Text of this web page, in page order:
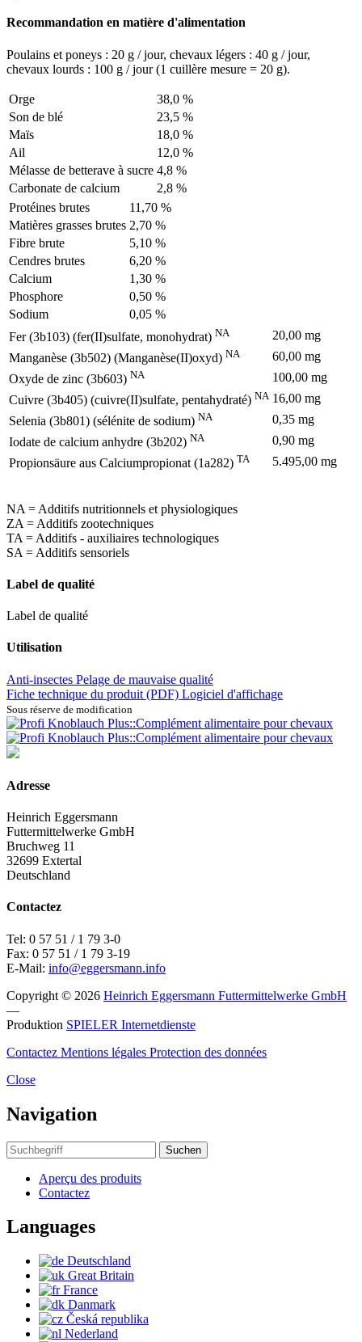
Recommandation en matière d'alimentation
Poulains et poneys : 20 g / jour, chevaux légers : 40 g / jour,
chevaux lourds : 100 g / jour (1 cuillère mesure = 20 g).
Orge
38,0 %
Son de blé
23,5 %
Maïs
18,0 %
Ail
12,0 %
Mélasse de betterave à sucre 4,8 %
Carbonate de calcium
2,8 %
Protéines brutes
11,70 %
Matières grasses brutes 2,70 %
Fibre brute
5,10 %
Cendres brutes
6,20 %
Calcium
1,30 %
Phosphore
0,50 %
Sodium
0,05 %
Fer (3b103) (fer(II)sulfate, monohydrat) NA
20,00 mg
Manganèse (3b502) (Manganèse(II)oxyd) NA
60,00 mg
Oxyde de zinc (3b603) NA
100,00 mg
Cuivre (3b405) (cuivre(II)sulfate, pentahydraté) NA 16,00 mg
Selenia (3b801) (sélénite de sodium) NA
0,35 mg
Iodate de calcium anhydre (3b202) NA
0,90 mg
Propionsäure aus Calciumpropionat (1a282) TA 5.495,00 mg
NA = Additifs nutritionnels et physiologiques
ZA = Additifs zootechniques
TA = Additifs - auxiliaires technologiques
SA = Additifs sensoriels
Label de qualité
Label de qualité
Utilisation
Anti-insectes Pelage de mauvaise qualité
Fiche technique du produit (PDF) Logiciel d'affichage
Sous réserve de modification
Adresse
Heinrich Eggersmann
Futtermittelwerke GmbH
Bruchweg 11
32699 Extertal
Deutschland
Contactez
Tel: 0 57 51 / 1 79 3-0
Fax: 0 57 51 / 1 79 3-19
E-Mail: info@eggersmann.info
Copyright © 2026 Heinrich Eggersmann Futtermittelwerke GmbH
—
Produktion SPIELER Internetdienste
Contactez Mentions légales Protection des données
Close
Navigation
Suchen
Aperçu des produits
Contactez
Languages
Deutschland
Great Britain
France
Danmark
Česká republika
Nederland